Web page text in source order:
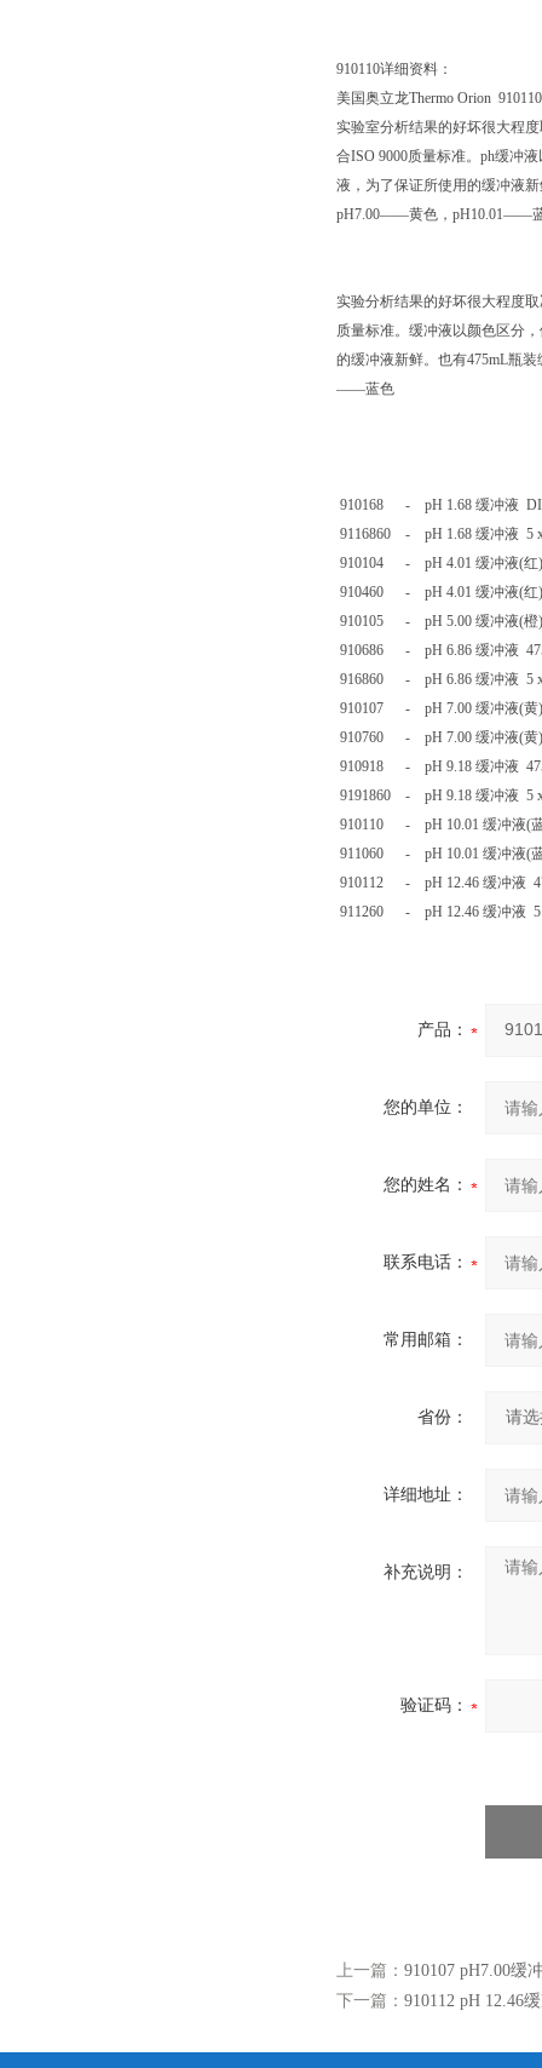
910110详细资料：
美国奥立龙Thermo Orion
实验室分析结果的好坏很大程
合ISO 9000质量标准。ph缓冲
液，为了保证所使用的缓冲液
pH7.00——黄色，pH10.01——
实验分析结果的好坏很大程度
质量标准。缓冲液以颜色区分
的缓冲液新鲜。也有475mL瓶
——蓝色
910168 - pH 1.68 缓冲液
9116860 - pH 1.68 缓冲液 5
910104 - pH 4.01 缓冲液(红
910460 - pH 4.01 缓冲液(
910105 - pH 5.00 缓冲液(
910686 - pH 6.86 缓冲液
916860 - pH 6.86 缓冲液
910107 - pH 7.00 缓冲液(
910760 - pH 7.00 缓冲液(
910918 - pH 9.18 缓冲液
9191860 - pH 9.18 缓冲液
910110 - pH 10.01 缓冲液(
911060 - pH 10.01 缓冲液
910112 - pH 12.46 缓冲液
911260 - pH 12.46 缓冲液
产品：
您的单位：
您的姓名：
联系电话：
常用邮箱：
省份：
详细地址：
补充说明：
验证码：
上一篇： 910107 pH7.00缓
下一篇： 910112 pH 12.46